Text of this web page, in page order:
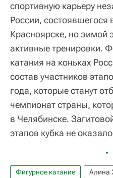
спортивную карьеру
России, состоявшегося
Красноярске, но зимой
активные тренировки.
катания на коньках
состав участников
года, которые станут
чемпионат страны,
в Челябинске.
этапов кубка не
Фигурное катание
Алина